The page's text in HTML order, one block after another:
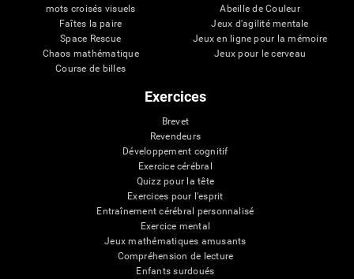
mots croisés visuels
Faîtes la paire
Space Rescue
Chaos mathématique
Course de billes
Abeille de Couleur
Jeux d'agilité mentale
Jeux en ligne pour la mémoire
Jeux pour le cerveau
Exercices
Brevet
Revendeurs
Développement cognitif
Exercice cérébral
Quizz pour la tête
Exercices pour l'esprit
Entraînement cérébral personnalisé
Exercice mental
Jeux mathématiques amusants
Compréhension de lecture
Enfants surdoués